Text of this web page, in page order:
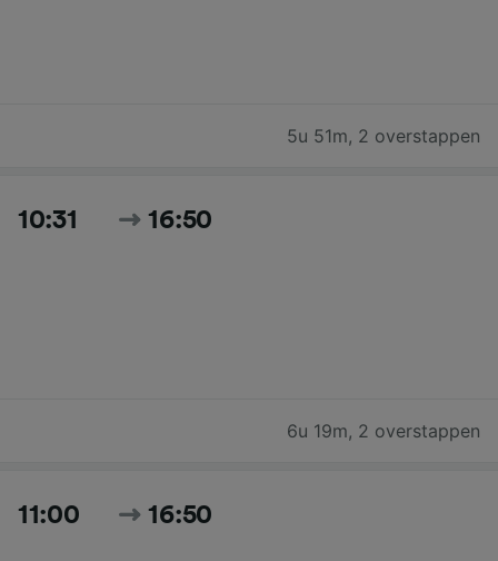
5u 51m, 2 overstappen
10:31 16:50
6u 19m, 2 overstappen
11:00 16:50